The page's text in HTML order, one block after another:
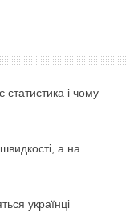
статистика і чому
а на
українці